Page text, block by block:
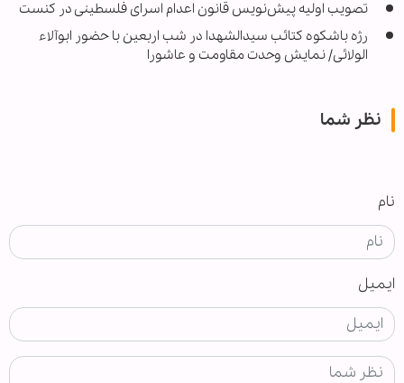
تصویب اولیه پیش‌نویس قانون اعدام اسرای فلسطینی در کنست
رژه باشکوه کتائب سیدالشهدا در شب اربعین با حضور ابوآلاء
الولائی/ نمایش وحدت مقاومت و عاشورا
نظر شما
نام
ایمیل